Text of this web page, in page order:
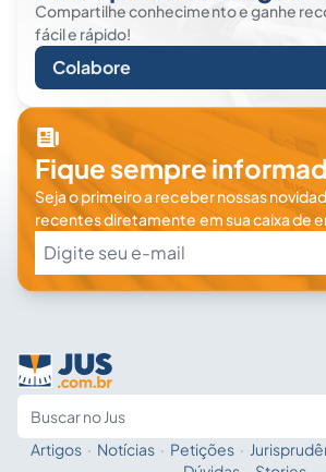
Compartilhe conhecimento e ganhe
fácil e rápido!
Colabore
Fique sempre
Seja o primeiro a receber nossas
recentes diretamente em sua caixa de
Artigos · Notícias · Petições ·